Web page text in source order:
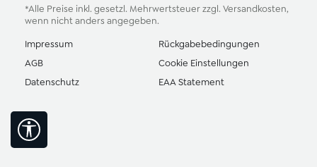
*Alle Preise inkl. gesetzl. Mehrwertsteuer zzgl. Versandkosten,
wenn nicht anders angegeben.
Impressum
Rückgabebedingungen
AGB
Cookie Einstellungen
Datenschutz
EAA Statement
Werkzeugleiste anzeigen